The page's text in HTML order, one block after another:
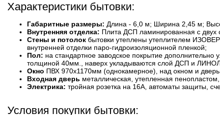
Характеристики бытовки:
Габаритные размеры: Длина - 6,0 м; Ширина 2,45 м;
Внутренняя отделка: Плита ДСП ламинированная с
Стены и потолок бытовки утеплены утеплителем
внутренней отделки паро-гидроизоляционной пленкой;
Пол: на стандартное заводское покрытие
толщиной 40мм., наверх укладываются слой ДСП и
Окно ПВХ 970x1170мм (однокамерное), над окном и
Входная дверь металлическая, утепленная
Электрика: тройная розетка на 16А, автоматы защиты,
Условия покупки бытовки: